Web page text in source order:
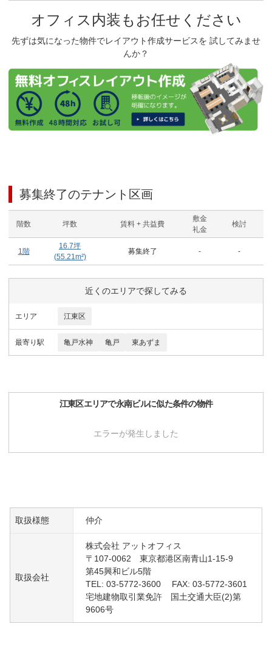
オフィス内装もお任せください
先ずは気になった物件でレイアウト作成サービスを 試してみませ
んか？
募集終了のテナント区画
階数 坪数 賃料 + 共益費
敷金
礼金
検討
1階
16.7坪
(55.21m²)
募集終了 - -
近くのエリアで探してみる
エリア 江東区
最寄り駅 亀戸水神 亀戸 東あずま
江東区エリアで永南ビルに似た条件の物件
エラーが発生しました
取扱様態 仲介
取扱会社
株式会社 アットオフィス
〒107-0062 東京都港区南青山1-15-9
第45興和ビル5階
TEL: 03-5772-3600 FAX: 03-5772-3601
宅地建物取引業免許 国土交通大臣(2)第
9606号